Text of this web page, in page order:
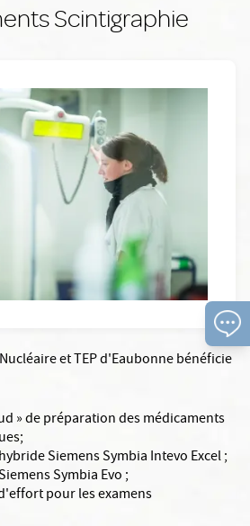
Scintigraphie
et TEP d'Eaubonne bénéficie
» de préparation des médicaments
Siemens Symbia Intevo Excel ;
Symbia Evo ;
pour les examens